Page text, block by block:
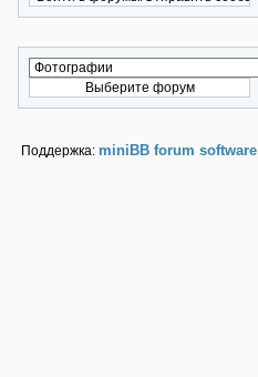
Поддержка: miniBB forum software